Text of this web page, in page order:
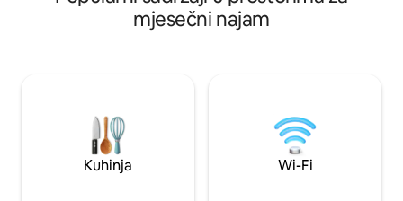
mjesečni najam
Kuhinja Wi-Fi